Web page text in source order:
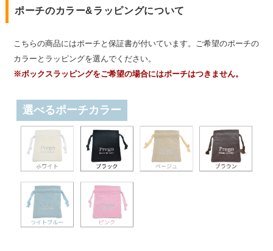
ポーチのカラー&ラッピングについて
こちらの商品にはポーチと保証書が付いています。ご希望のポーチの
カラーとラッピングを選んでください。
※ボックスラッピングをご希望の場合にはポーチはつきません。
選べるポーチカラー